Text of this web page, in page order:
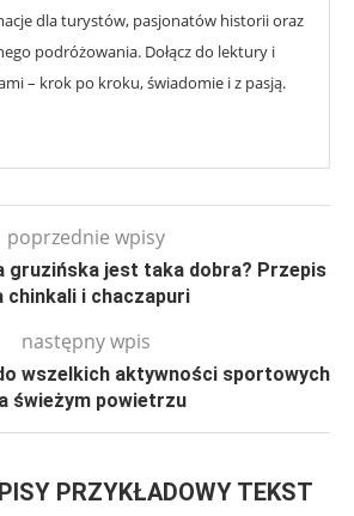
dla turystów, pasjonatów historii oraz
podróżowania. Dołącz do lektury i
– krok po kroku, świadomie i z pasją.
poprzednie wpisy
gruzińska jest taka dobra? Przepis
chinkali i chaczapuri
następny wpis
wszelkich aktywności sportowych
świeżym powietrzu
PRZYKŁADOWY TEKST